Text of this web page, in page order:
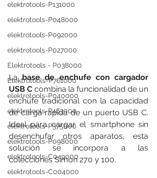
elektrotools-P131000
elektrotools-P048000
elektrotools-P092000
elektrotools-P027000
Elektrotools - P038000
Elektrotools-P761000
elektrotools-P040000
elektrotools-P463000
elektrotools-P375000
elektrotools-P098000
elektrotools-C049000
elektrotools-C004000
La base de enchufe con cargador
USB C combina la funcionalidad de un
enchufe tradicional con la capacidad
de carga rápida de un puerto USB C.
Ideal para cargar el smartphone sin
desenchufar otros aparatos, esta
solución se incorpora a las
colecciones Simon 270 y 100.